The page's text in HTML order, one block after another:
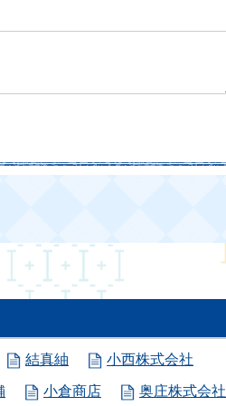
結真紬 小西株式会社
小倉商店 奥庄株式会社